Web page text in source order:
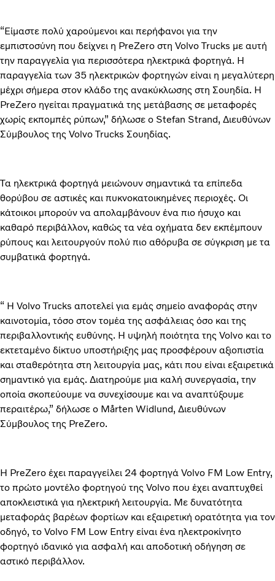
“Είμαστε πολύ χαρούμενοι και περήφανοι για την
εμπιστοσύνη που δείχνει η PreZero στη Volvo Trucks με αυτή
την παραγγελία για περισσότερα ηλεκτρικά φορτηγά. Η
παραγγελία των 35 ηλεκτρικών φορτηγών είναι η μεγαλύτερη
μέχρι σήμερα στον κλάδο της ανακύκλωσης στη Σουηδία. Η
PreZero ηγείται πραγματικά της μετάβασης σε μεταφορές
χωρίς εκπομπές ρύπων,” δήλωσε ο Stefan Strand, Διευθύνων
Σύμβουλος της Volvo Trucks Σουηδίας.
Τα ηλεκτρικά φορτηγά μειώνουν σημαντικά τα επίπεδα
θορύβου σε αστικές και πυκνοκατοικημένες περιοχές. Οι
κάτοικοι μπορούν να απολαμβάνουν ένα πιο ήσυχο και
καθαρό περιβάλλον, καθώς τα νέα οχήματα δεν εκπέμπουν
ρύπους και λειτουργούν πολύ πιο αθόρυβα σε σύγκριση με τα
συμβατικά φορτηγά.
“ Η Volvo Trucks αποτελεί για εμάς σημείο αναφοράς στην
καινοτομία, τόσο στον τομέα της ασφάλειας όσο και της
περιβαλλοντικής ευθύνης. Η υψηλή ποιότητα της Volvo και το
εκτεταμένο δίκτυο υποστήριξης μας προσφέρουν αξιοπιστία
και σταθερότητα στη λειτουργία μας, κάτι που είναι εξαιρετικά
σημαντικό για εμάς. Διατηρούμε μια καλή συνεργασία, την
οποία σκοπεύουμε να συνεχίσουμε και να αναπτύξουμε
περαιτέρω,” δήλωσε ο Mårten Widlund, Διευθύνων
Σύμβουλος της PreZero.
Η PreZero έχει παραγγείλει 24 φορτηγά Volvo FM Low Entry,
το πρώτο μοντέλο φορτηγού της Volvo που έχει αναπτυχθεί
αποκλειστικά για ηλεκτρική λειτουργία. Με δυνατότητα
μεταφοράς βαρέων φορτίων και εξαιρετική ορατότητα για τον
οδηγό, το Volvo FM Low Entry είναι ένα ηλεκτροκίνητο
φορτηγό ιδανικό για ασφαλή και αποδοτική οδήγηση σε
αστικό περιβάλλον.